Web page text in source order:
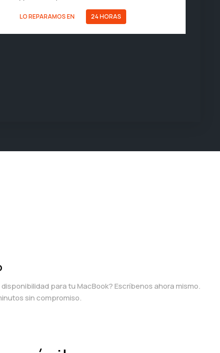
LO REPARAMOS EN 24 HORAS
para tu MacBook? Escríbenos ahora mismo.
sin compromiso.